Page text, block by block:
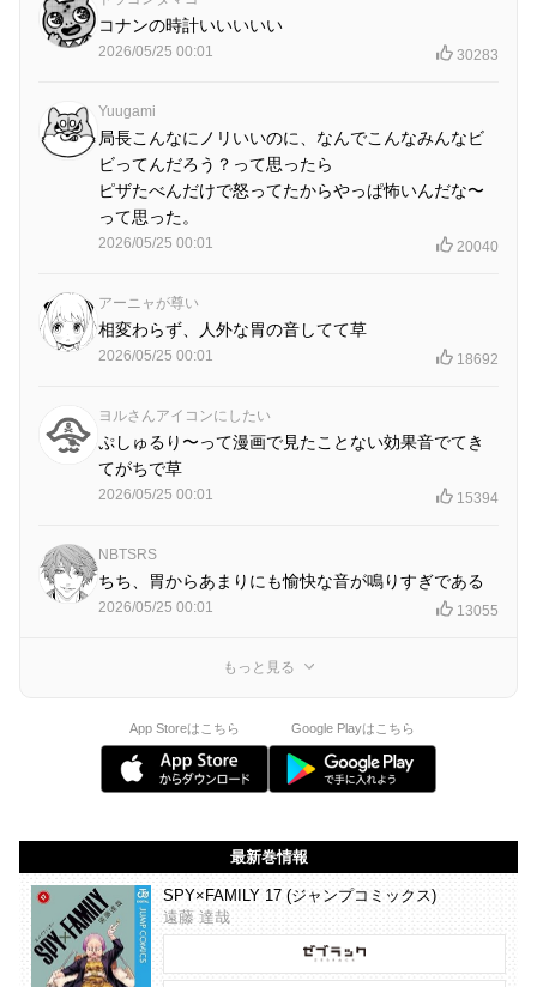
コナンの時計いいいいい
2026/05/25 00:01 30283
Yuugami
局長こんなにノリいいのに、なんでこんなみんなビ
ビってんだろう？って思ったら
ピザたべんだけで怒ってたからやっぱ怖いんだな〜
って思った。
2026/05/25 00:01 20040
アーニャが尊い
相変わらず、人外な胃の音してて草
2026/05/25 00:01 18692
ヨルさんアイコンにしたい
ぷしゅるり〜って漫画で見たことない効果音でてき
てがちで草
2026/05/25 00:01 15394
NBTSRS
ちち、胃からあまりにも愉快な音が鳴りすぎである
2026/05/25 00:01 13055
もっと見る
App Storeはこちら Google Playはこちら
最新巻情報
SPY×FAMILY 17 (ジャンプコミックス)
遠藤 達哉